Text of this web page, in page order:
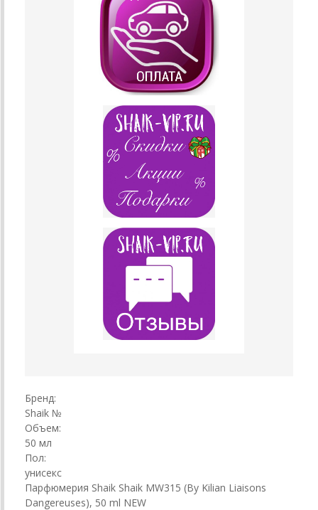
Бренд:
Shaik №
Объем:
50 мл
Пол:
унисекс
Парфюмерия Shaik Shaik MW315 (By Kilian Liaisons
Dangereuses), 50 ml NEW